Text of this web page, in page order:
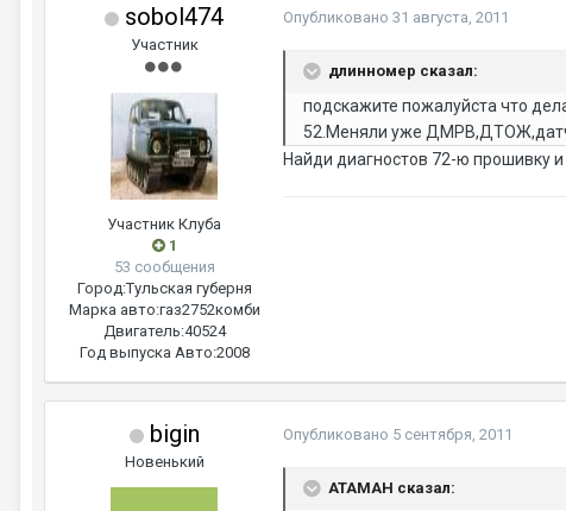
sobol474
Участник
Участник Клуба
1
53 сообщения
Город:Тульская губерня
Марка авто:газ2752комби
Двигатель:40524
Год выпуска Авто:2008
Опубликовано 31 августа, 2011
длинномер сказал:
подскажите пожалуйста что
52.Меняли уже
Найди диагностов 72-ю прошивку
bigin
Новенький
Опубликовано 5 сентября, 2011
АТАМАН сказал: